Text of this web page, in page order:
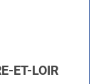
ET-LOIR